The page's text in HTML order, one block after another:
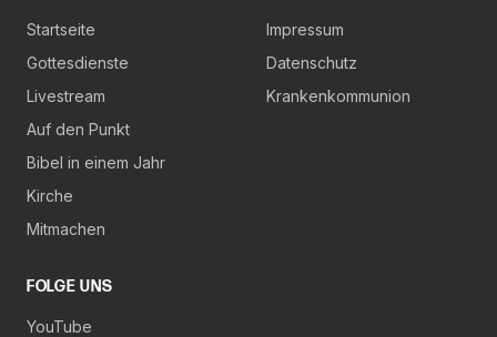
Startseite
Gottesdienste
Livestream
Auf den Punkt
Bibel in einem Jahr
Kirche
Mitmachen
Impressum
Datenschutz
Krankenkommunion
FOLGE UNS
YouTube